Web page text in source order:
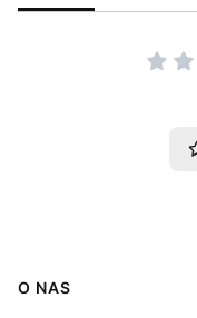
Linki w stopce
O NAS